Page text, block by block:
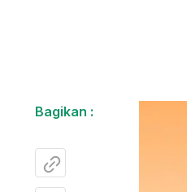
Bagikan :